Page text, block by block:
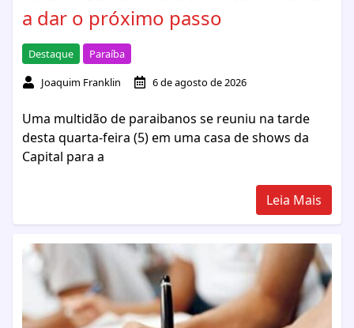
a dar o próximo passo
Destaque
Paraíba
Joaquim Franklin
6 de agosto de 2026
Uma multidão de paraibanos se reuniu na tarde
desta quarta-feira (5) em uma casa de shows da
Capital para a
Leia Mais